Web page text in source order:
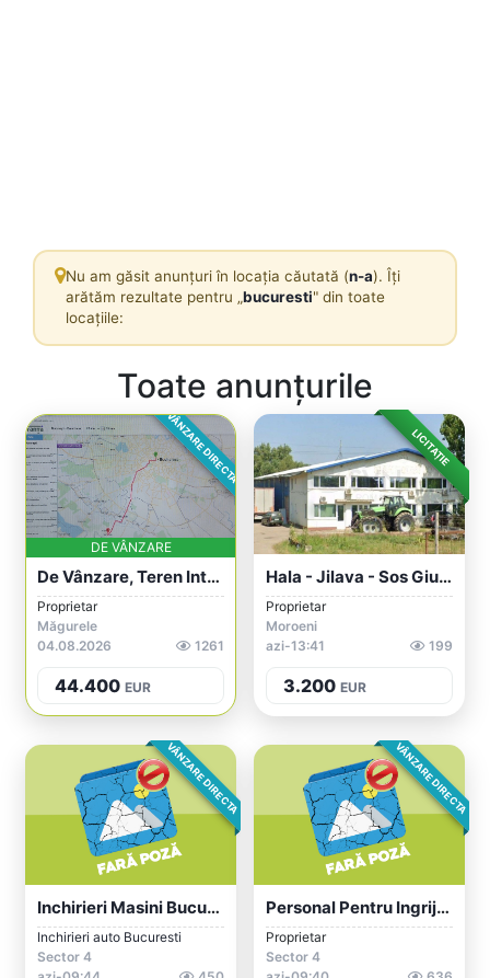
Nu am găsit anunțuri în locația căutată (n-a). Îți
arătăm rezultate pentru „bucuresti" din toate
locațiile:
Toate anunțurile
VÂNZARE DIRECTA
DE VÂNZARE
De Vânzare, Teren Intravilan, 1034 Mp, L...
Proprietar
Măgurele
04.08.2026
1261
44.400 EUR
LICITAȚIE
Hala - Jilava - Sos Giurgiului - Centura...
Proprietar
Moroeni
azi-13:41
199
3.200 EUR
VÂNZARE DIRECTA
Inchirieri Masini Bucuresti Aeroport Oto...
Inchirieri auto Bucuresti
Sector 4
VÂNZARE DIRECTA
Personal Pentru Ingrijire Batrani / Boln...
Proprietar
Sector 4